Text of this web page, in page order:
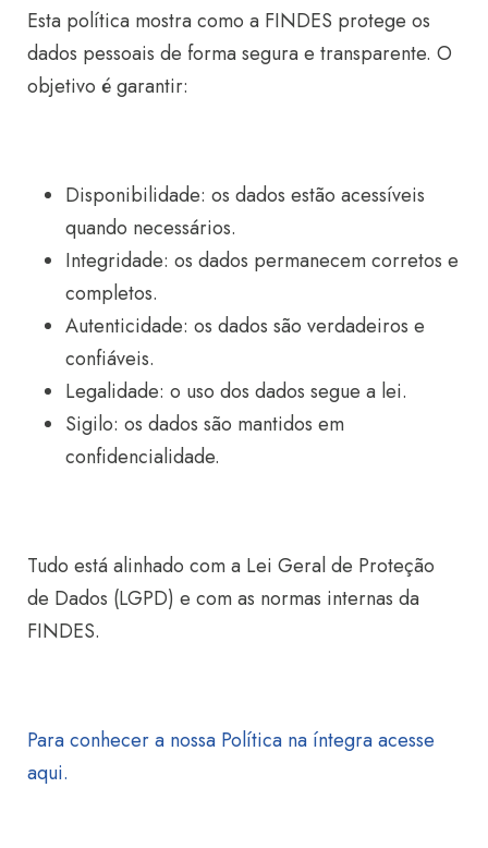
Esta política mostra como a FINDES protege os
dados pessoais de forma segura e transparente. O
objetivo é garantir:
Disponibilidade: os dados estão acessíveis
quando necessários.
Integridade: os dados permanecem corretos e
completos.
Autenticidade: os dados são verdadeiros e
confiáveis.
Legalidade: o uso dos dados segue a lei.
Sigilo: os dados são mantidos em
confidencialidade.
Tudo está alinhado com a Lei Geral de Proteção
de Dados (LGPD) e com as normas internas da
FINDES.
Para conhecer a nossa Política na íntegra acesse
aqui.